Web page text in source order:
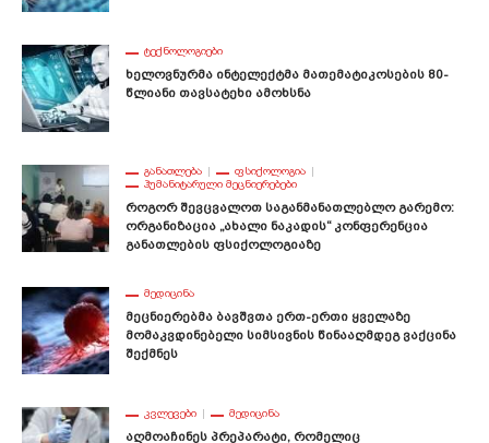
ᲢᲔᲥᲜᲝᲚᲝᲒᲘᲔᲑᲘ
Ხელოვნურმა Ინტელექტმა Მათემატიკოსების 80-
Წლიანი Თავსატეხი Ამოხსნა
ᲒᲐᲜᲐᲗᲚᲔᲑᲐ
ᲤᲡᲘᲥᲝᲚᲝᲒᲘᲐ
ᲰᲣᲛᲐᲜᲘᲢᲐᲠᲣᲚᲘ ᲛᲔᲪᲜᲘᲔᲠᲔᲑᲔᲑᲘ
Როგორ Შევცვალოთ Საგანმანათლებლო Გარემო:
Ორგანიზაცია „ახალი Ნაკადის“ Კონფერენცია
Განათლების Ფსიქოლოგიაზე
ᲛᲔᲓᲘᲪᲘᲜᲐ
Მეცნიერებმა Ბავშვთა Ერთ-Ერთი Ყველაზე
Მომაკვდინებელი Სიმსივნის Წინააღმდეგ Ვაქცინა
Შექმნეს
ᲙᲕᲚᲔᲕᲔᲑᲘ ᲛᲔᲓᲘᲪᲘᲜᲐ
Აღმოაჩინეს Პრეპარატი, Რომელიც